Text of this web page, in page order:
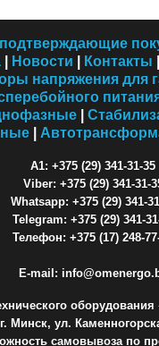
Новости Контакты
напряжения для
A1: +375 (29) 341-31-35
Viber: +375 (29) 341-31-
Whatsapp: +375 (29) 341-
Telegram: +375 (29) 341-
Телефон: +375 (17) 248-
E-mail:
г. Минск, ул.
самовывоза по